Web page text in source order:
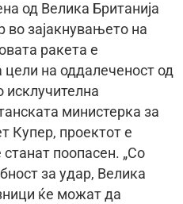
од Велика Британија
во зајакнувањето на
ракета е
цели на оддалеченост од
исклучителна
министерка за
Купер, проектот е
поопасен. „Со
за удар, Велика
ќе можат да